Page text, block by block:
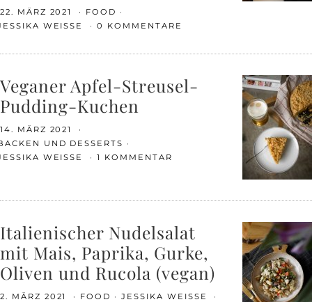
22. MÄRZ 2021
FOOD
WEISSE
0 KOMMENTARE
Veganer Apfel-Streusel-
Pudding-Kuchen
14. MÄRZ 2021
UND DESSERTS
WEISSE
1 KOMMENTAR
Italienischer Nudelsalat
mit Mais, Paprika, Gurke,
Oliven und Rucola (vegan)
2. MÄRZ 2021 FOOD
JESSIKA WEISSE